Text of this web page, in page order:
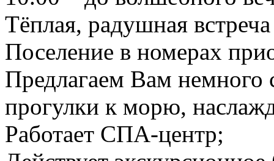
Тёплая, радушная
Поселение в номерах
Предлагаем Вам немного
прогулки к морю,
Работает СПА-центр;